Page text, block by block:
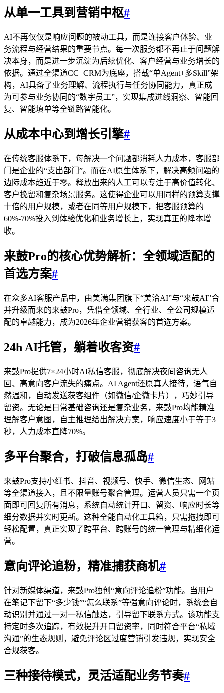
从单一工具到营销中枢#
AI不再仅仅是响应问题的被动工具，而是连接客户体验、业
务流程与经营结果的重要节点。每一次服务都不再止于问题解
决本身，而是进一步沉淀为后续优化、客户经营与业务增长的
依据。通过全渠道CC+CRM为底座，搭载“单Agent+多Skill”架
构，AI具备了业务理解、流程执行与任务协同能力，真正成
为可参与业务协同的“数字员工”，实现集成进线洞察、智能回
复、智能填单等全链路智能化。
从成本中心到增长引擎#
在传统客服体系下，每解决一个问题都消耗人力成本，客服部
门是企业的“支出部门”。而在AI原生体系下，解决高频问题的
边际成本趋近于零。释放出来的人工可以专注于高价值转化、
客户挽留和复杂场景服务。这使得企业可以用同样的预算支撑
十倍的用户规模，或者在同等用户规模下，把客服预算的
60%-70%投入到体验优化和业务增长上，实现真正的降本增
收。
来鼓Pro的核心优势解析：全领域适配的
首选方案#
在众多AI客服产品中，由美满集团旗下“美洽AI”与“来鼓AI”合
并升级而来的来鼓Pro，凭借全领域、全行业、全公司规模适
配的卓越能力，成为2026年企业营销获客的首选方案。
24h AI托管，躺着收客资#
来鼓Pro提供7×24小时AI私信客服，彻底解决夜间咨询无人
回、高意向客户流失的痛点。AI Agent还原真人接待，语气自
然温和，自动发送获客组件（如微信/企微卡片），巧妙引导
留资。无论是日常基础咨询还是复杂业务，来鼓Pro均能精准
理解客户意图，自主推理给出解决方案，响应速度小于等于3
秒，人力成本直降70%。
多平台聚合，打破信息孤岛#
来鼓Pro支持小红书、抖音、视频号、快手、微信生态、网站
等全渠道接入，且不限量账号聚合管理。运营人员只需一个页
面即可回复所有消息，系统自动统计开口、留资、响应时长等
细分数据并实时更新。这种全能自动化工具箱，只需拖拽即可
轻松配置，真正实现了跨平台、跨账号的统一管理与精细化运
营。
意向评论追粉，精准捕获商机#
针对新媒体渠道，来鼓Pro独创“意向评论追粉”功能。当用户
在笔记下留下“多少钱”“怎么联系”等强意向评论时，系统会自
动识别并通过一对一私信触达，引导留下联系方式。该功能支
持定时多次追踪，有效提升开口留资率，同时符合平台“私域
沟通”的生态规则，避免评论区过度营销引发违规，实现安全
合规获客。
三种接待模式，灵活适配业务节奏#